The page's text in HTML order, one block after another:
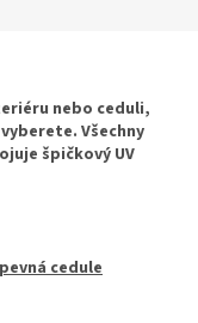
nebo ceduli,
Všechny
špičkový UV
pevná cedule